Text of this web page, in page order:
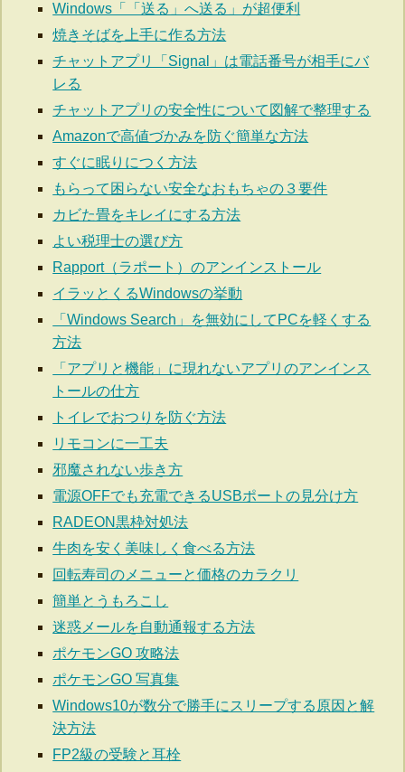
Windows「「送る」へ送る」が超便利
焼きそばを上手に作る方法
チャットアプリ「Signal」は電話番号が相手にバ
レる
チャットアプリの安全性について図解で整理する
Amazonで高値づかみを防ぐ簡単な方法
すぐに眠りにつく方法
もらって困らない安全なおもちゃの３要件
カビた畳をキレイにする方法
よい税理士の選び方
Rapport（ラポート）のアンインストール
イラッとくるWindowsの挙動
「Windows Search」を無効にしてPCを軽くする
方法
「アプリと機能」に現れないアプリのアンインス
トールの仕方
トイレでおつりを防ぐ方法
リモコンに一工夫
邪魔されない歩き方
電源OFFでも充電できるUSBポートの見分け方
RADEON黒枠対処法
牛肉を安く美味しく食べる方法
回転寿司のメニューと価格のカラクリ
簡単とうもろこし
迷惑メールを自動通報する方法
ポケモンGO 攻略法
ポケモンGO 写真集
Windows10が数分で勝手にスリープする原因と解
決方法
FP2級の受験と耳栓